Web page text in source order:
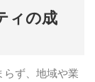
ィの成
らず、地域や業